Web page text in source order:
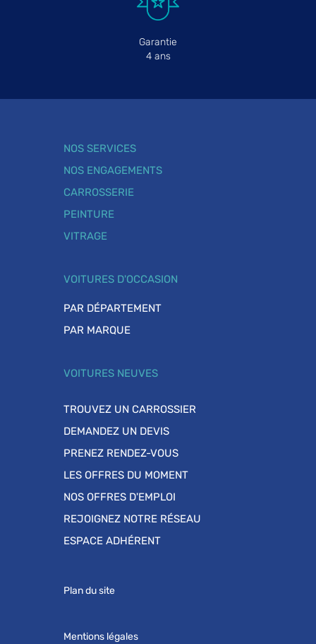
Garantie
4 ans
NOS SERVICES
NOS ENGAGEMENTS
CARROSSERIE
PEINTURE
VITRAGE
VOITURES D'OCCASION
PAR DÉPARTEMENT
PAR MARQUE
VOITURES NEUVES
TROUVEZ UN CARROSSIER
DEMANDEZ UN DEVIS
PRENEZ RENDEZ-VOUS
LES OFFRES DU MOMENT
NOS OFFRES D'EMPLOI
REJOIGNEZ NOTRE RÉSEAU
ESPACE ADHÉRENT
Plan du site
Mentions légales